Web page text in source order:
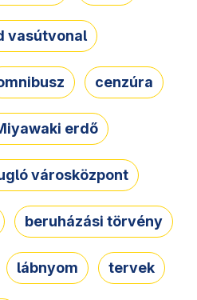
vasútvonal
cenzúra
erdő
városközpont
beruházási törvény
lábnyom tervek